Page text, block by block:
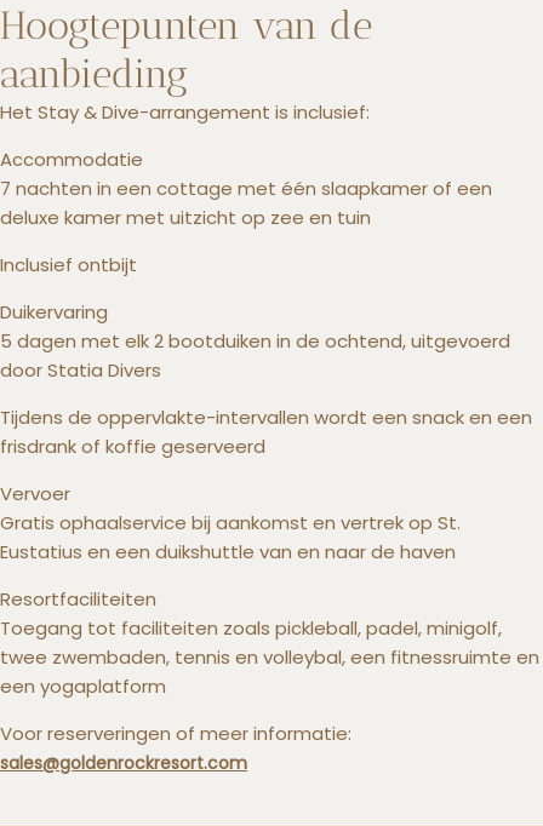
Hoogtepunten van de
aanbieding
Het Stay & Dive-arrangement is inclusief:
Accommodatie
7 nachten in een cottage met één slaapkamer of een
deluxe kamer met uitzicht op zee en tuin
Inclusief ontbijt
Duikervaring
5 dagen met elk 2 bootduiken in de ochtend, uitgevoerd
door Statia Divers
Tijdens de oppervlakte-intervallen wordt een snack en een
frisdrank of koffie geserveerd
Vervoer
Gratis ophaalservice bij aankomst en vertrek op St.
Eustatius en een duikshuttle van en naar de haven
Resortfaciliteiten
Toegang tot faciliteiten zoals pickleball, padel, minigolf,
twee zwembaden, tennis en volleybal, een fitnessruimte en
een yogaplatform
Voor reserveringen of meer informatie:
sales@goldenrockresort.com